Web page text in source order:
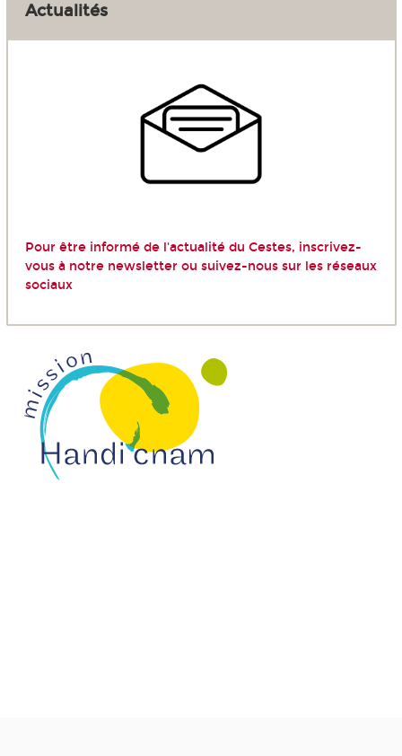
Actualités
Pour être informé de l'actualité du Cestes, inscrivez-
vous à notre newsletterou suivez-nous sur les réseaux
sociaux